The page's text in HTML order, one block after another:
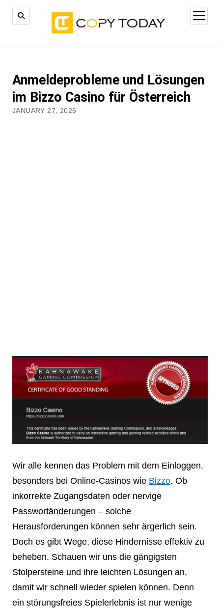
open
menu
Anmeldeprobleme und Lösungen
im Bizzo Casino für Österreich
JANUARY 27, 2026
Wir alle kennen das Problem mit dem Einloggen,
besonders bei Online-Casinos wie Bizzo. Ob
inkorrekte Zugangsdaten oder nervige
Passwortänderungen – solche
Herausforderungen können sehr ärgerlich sein.
Doch es gibt Wege, diese Hindernisse effektiv zu
beheben. Schauen wir uns die gängigsten
Stolpersteine und ihre leichten Lösungen an,
damit wir schnell wieder spielen können. Denn
ein störungsfreies Spielerlebnis ist nur wenige